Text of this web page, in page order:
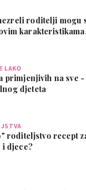
roditelji mogu
LAKO
primjenjivih na sve -
djeteta
roditeljstvo recept
djece?